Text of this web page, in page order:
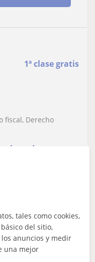
1ª clase gratis
fiscal, Derecho
la Abogacía por la
en Derecho
Contactar
tales como cookies,
del sitio,
anuncios y medir
una mejor